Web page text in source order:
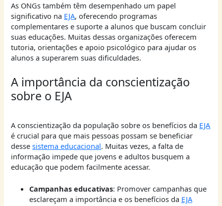
As ONGs também têm desempenhado um papel
significativo na EJA, oferecendo programas
complementares e suporte a alunos que buscam concluir
suas educações. Muitas dessas organizações oferecem
tutoria, orientações e apoio psicológico para ajudar os
alunos a superarem suas dificuldades.
A importância da conscientização
sobre o EJA
A conscientização da população sobre os benefícios da EJA
é crucial para que mais pessoas possam se beneficiar
dessesistema educacional. Muitas vezes, a falta de
informação impede que jovens e adultos busquem a
educação que podem facilmente acessar.
Campanhas educativas: Promover campanhas que
esclareçam a importância e os benefícios da EJA